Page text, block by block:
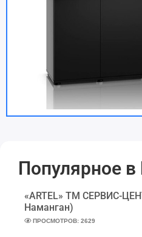
Популярное
«ARTEL» ТМ СЕРВИС-
Наманган)
ПРОСМОТРОВ: 2629